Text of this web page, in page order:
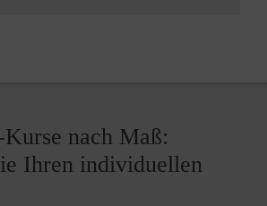
nach Maß:
Ihren individuellen